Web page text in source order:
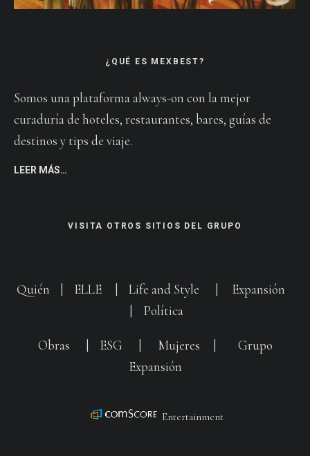
¿QUÉ ES MEXBEST?
Somos una plataforma always-on con la mejor
curaduría de hoteles, restaurantes, bares, guías de
destinos y tips de viaje.
LEER MÁS…
VISITA OTROS SITIOS DEL GRUPO
Quién ELLE Life and Style
Expansión
Política
Obras ESG Mujeres
Grupo
Expansión
Entertainment